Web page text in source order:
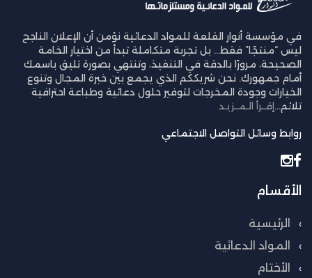
في مؤسسة أنوار القلعة للمواد الدعائية نؤمن أن الإعلان الناجح
ليس “منتجًا” فقط… بل تجربة متكاملة تبدأ من اختيار الخامة
الصحيحة، مرورًا بالدقة في التنفيذ، وتنتهي بصورة تليق باسمك
أمام جمهورك. نحن شريككم الذي يجمع بين خبرة المجال وتنوع
الخيارات وجودة المخرجات لتوفير حلول دعائية وطباعة احترافية
تلائم... إقــرأ الـمــزيـد
روابط وسائل التواصل الاجتماعي
الأقسام
الرئيسية
المواد الدعائية
الأختام